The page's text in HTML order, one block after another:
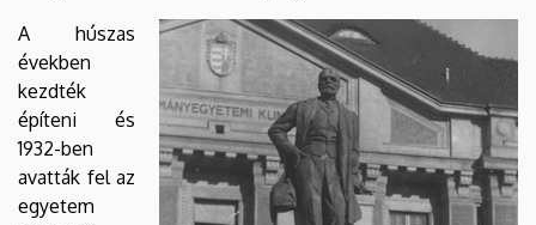
A húszas
években
kezdték
építeni és
1932-ben
avatták fel az
egyetem